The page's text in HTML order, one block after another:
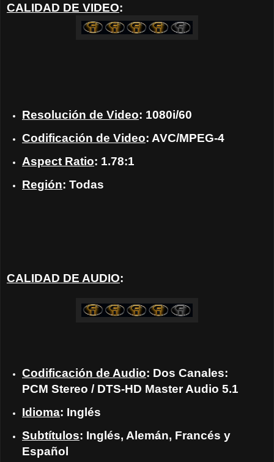
CALIDAD DE VIDEO:
Resolución de Video: 1080i/60
Codificación de Video: AVC/MPEG-4
Aspect Ratio: 1.78:1
Región: Todas
CALIDAD DE AUDIO:
Codificación de Audio: Dos Canales:
PCM Stereo / DTS-HD Master Audio 5.1
Idioma: Inglés
Subtítulos: Inglés, Alemán, Francés y
Español